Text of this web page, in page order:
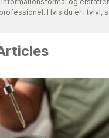
blev betragtet som
P. J., Whitney, S. L., &
Dizziness: A Review of
of Orthopaedic &
jospt.2000.30.12.755
A. R., Elliott, J. M.,
Hvis du er i tvivl,